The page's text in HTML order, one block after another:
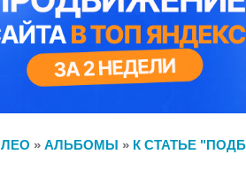
ЛЕО » АЛЬБОМЫ » К СТАТЬЕ